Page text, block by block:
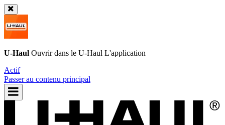
U-Haul Ouvrir dans le U-Haul L'application
Actif
Passer au contenu principal